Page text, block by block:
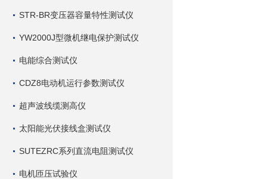
STR-BR变压器容量特性测试仪
YW2000J型微机继电保护测试仪
电能综合测试仪
CDZ8电动机运行参数测试仪
超声波线缆测高仪
太阳能光伏接线盒测试仪
SUTEZRC系列直流电阻测试仪
电机匝压试验仪